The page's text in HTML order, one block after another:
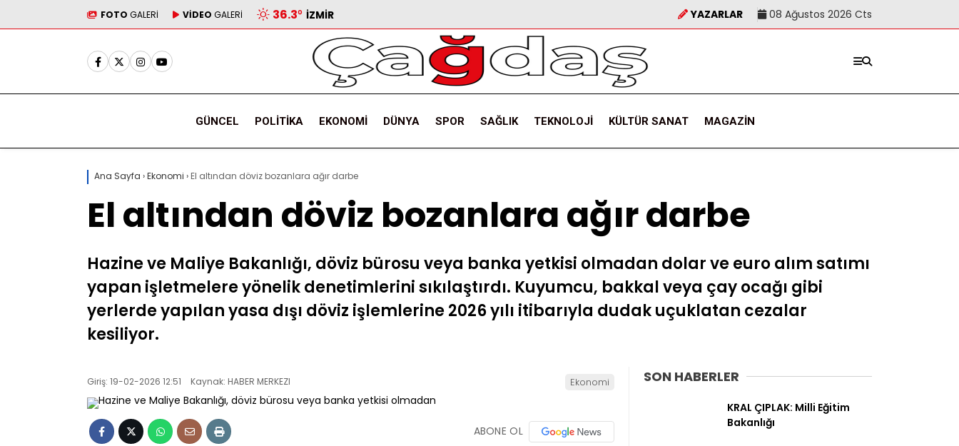
FOTO GALERİ VİDEO GALERİ 36.3° İZMIR YAZARLAR 08 Ağustos 2026 Cts
GÜNCEL POLITIKA EKONOMI DÜNYA SPOR SAĞLIK TEKNOLOJI KÜLTÜR SANAT MAGAZIN
Ana Sayfa ›Ekonomi › El altından döviz bozanlara ağır darbe
El altından döviz bozanlara ağır darbe
Hazine ve Maliye Bakanlığı, döviz bürosu veya banka yetkisi olmadan dolar ve euro alım satımı
yapan işletmelere yönelik denetimlerini sıkılaştırdı. Kuyumcu, bakkal veya çay ocağı gibi
yerlerde yapılan yasa dışı döviz işlemlerine 2026 yılı itibarıyla dudak uçuklatan cezalar
kesiliyor.
Giriş: 19-02-2026 12:51 Kaynak: HABER MERKEZI Ekonomi
ABONE OL
SON HABERLER
KRAL ÇIPLAK: Milli Eğitim
Bakanlığı